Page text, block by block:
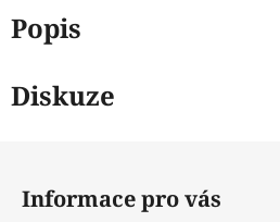
Popis
Diskuze
Informace pro vás